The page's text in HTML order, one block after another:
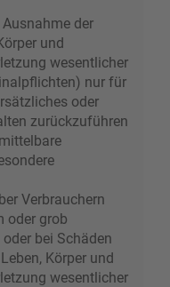
der
und
wesentlicher
nur für
oder
zurückzuführen
Verbrauchern
oder grob
bei Schäden
Körper und
wesentlicher